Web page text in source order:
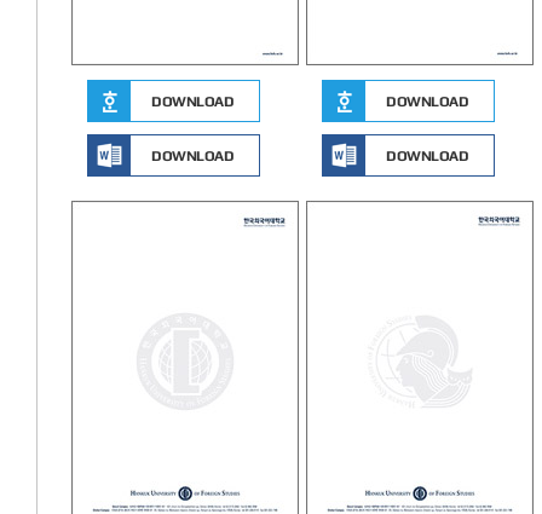
DOWNLOAD
DOWNLOAD
DOWNLOAD
DOWNLOAD